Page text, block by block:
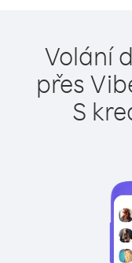
Volání
přes
S